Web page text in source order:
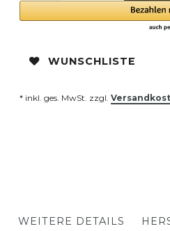
WUNSCHLISTE
* inkl. ges. MwSt. zzgl.
WEITERE DETAILS